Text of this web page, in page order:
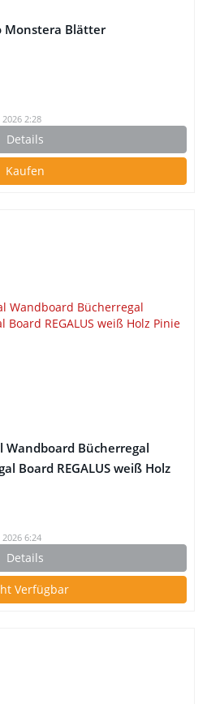
Monstera Blätter
2:28
Details
Kaufen
Wandboard Bücherregal
Board REGALUS weiß Holz
6:24
Details
Verfügbar